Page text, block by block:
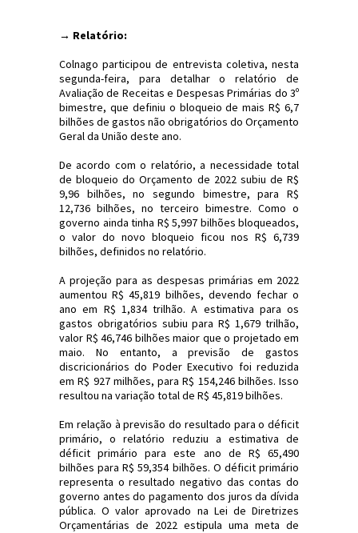
→ Relatório:
Colnago participou de entrevista coletiva, nesta
segunda-feira, para detalhar o relatório de
Avaliação de Receitas e Despesas Primárias do 3º
bimestre, que definiu o bloqueio de mais R$ 6,7
bilhões de gastos não obrigatórios do Orçamento
Geral da União deste ano.
De acordo com o relatório, a necessidade total
de bloqueio do Orçamento de 2022 subiu de R$
9,96 bilhões, no segundo bimestre, para R$
12,736 bilhões, no terceiro bimestre. Como o
governo ainda tinha R$ 5,997 bilhões bloqueados,
o valor do novo bloqueio ficou nos R$ 6,739
bilhões, definidos no relatório.
A projeção para as despesas primárias em 2022
aumentou R$ 45,819 bilhões, devendo fechar o
ano em R$ 1,834 trilhão. A estimativa para os
gastos obrigatórios subiu para R$ 1,679 trilhão,
valor R$ 46,746 bilhões maior que o projetado em
maio. No entanto, a previsão de gastos
discricionários do Poder Executivo foi reduzida
em R$ 927 milhões, para R$ 154,246 bilhões. Isso
resultou na variação total de R$ 45,819 bilhões.
Em relação à previsão do resultado para o déficit
primário, o relatório reduziu a estimativa de
déficit primário para este ano de R$ 65,490
bilhões para R$ 59,354 bilhões. O déficit primário
representa o resultado negativo das contas do
governo antes do pagamento dos juros da dívida
pública. O valor aprovado na Lei de Diretrizes
Orçamentárias de 2022 estipula uma meta de